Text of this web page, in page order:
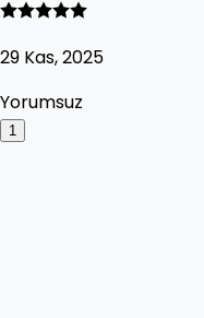
29 Kas, 2025
Yorumsuz
1